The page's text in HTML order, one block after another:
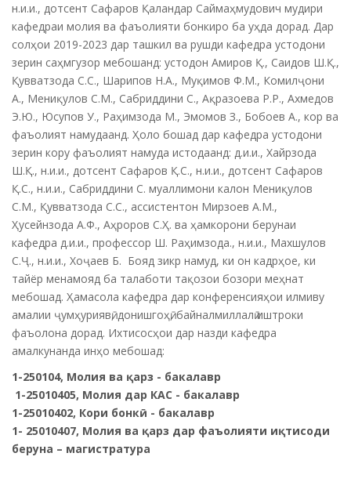
н.и.и., дотсент Сафаров Қаландар Саймаҳмудович мудири
кафедраи молия ва фаъолияти бонкиро ба уҳда дорад. Дар
солҳои 2019-2023 дар ташкил ва рушди кафедра устодони
зерин саҳмгузор мебошанд: устодон Амиров Қ., Саидов Ш.Қ.,
Қувватзода С.С., Шарипов Н.А., Муқимов Ф.М., Комилҷони
А., Мениқулов С.М., Сабриддини С., Ақразоева Р.Р., Ахмедов
Э.Ю., Юсупов У., Раҳимзода М., Эмомов З., Бобоев А., кор ва
фаъолият намудаанд. Ҳоло бошад дар кафедра устодони
зерин кору фаъолият намуда истодаанд: д.и.и., Хайрзода
Ш.Қ., н.и.и., дотсент Сафаров Қ.С., н.и.и., дотсент Сафаров
Қ.С., н.и.и., Сабриддини С. муаллимони калон Мениқулов
С.М., Қувватзода С.С., ассистентон Мирзоев А.М.,
Ҳусейнзода А.Ф., Аҳроров С.Ҳ. ва ҳамкорони берунаи
кафедра д.и.и., профессор Ш. Раҳимзода., н.и.и., Махшулов
С.Ҷ., н.и.и., Хоҷаев Б. Бояд зикр намуд, ки он кадрҳое, ки
тайёр менамояд ба талаботи тақозои бозори меҳнат
мебошад. Ҳамасола кафедра дар конференсияҳои илмиву
амалии ҷумҳуриявӣ, донишгоҳӣ, байналмиллалӣ иштроки
фаъолона дорад. Ихтисосҳои дар назди кафедра
амалкунанда инҳо мебошад:
1-250104, Молия ва қарз - бакалавр
1-25010405, Молия дар КАС - бакалавр
1-25010402, Кори бонкӣ - бакалавр
1- 25010407, Молия ва қарз дар фаъолияти иқтисоди
беруна – магистратура